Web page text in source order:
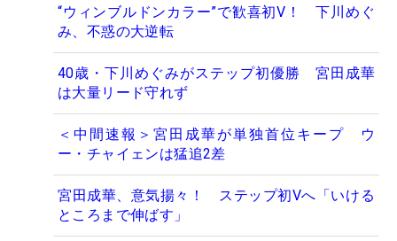
“ウィンブルドンカラー”で歓喜初V！ 下川めぐ
み、不惑の大逆転
40歳・下川めぐみがステップ初優勝 宮田成華
は大量リード守れず
＜中間速報＞宮田成華が単独首位キープ ウ
ー・チャイェンは猛追2差
宮田成華、意気揚々！ ステップ初Vへ「いける
ところまで伸ばす」